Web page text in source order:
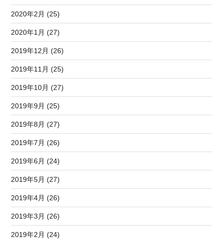
2020年2月 (25)
2020年1月 (27)
2019年12月 (26)
2019年11月 (25)
2019年10月 (27)
2019年9月 (25)
2019年8月 (27)
2019年7月 (26)
2019年6月 (24)
2019年5月 (27)
2019年4月 (26)
2019年3月 (26)
2019年2月 (24)